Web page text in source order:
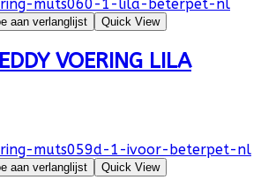
aan verlanglijst Quick View
VOERING LILA
aan verlanglijst Quick View